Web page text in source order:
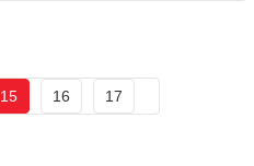
15 16 17